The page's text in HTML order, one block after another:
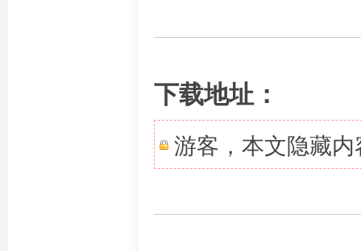
下载地址：
游客，本文隐藏内